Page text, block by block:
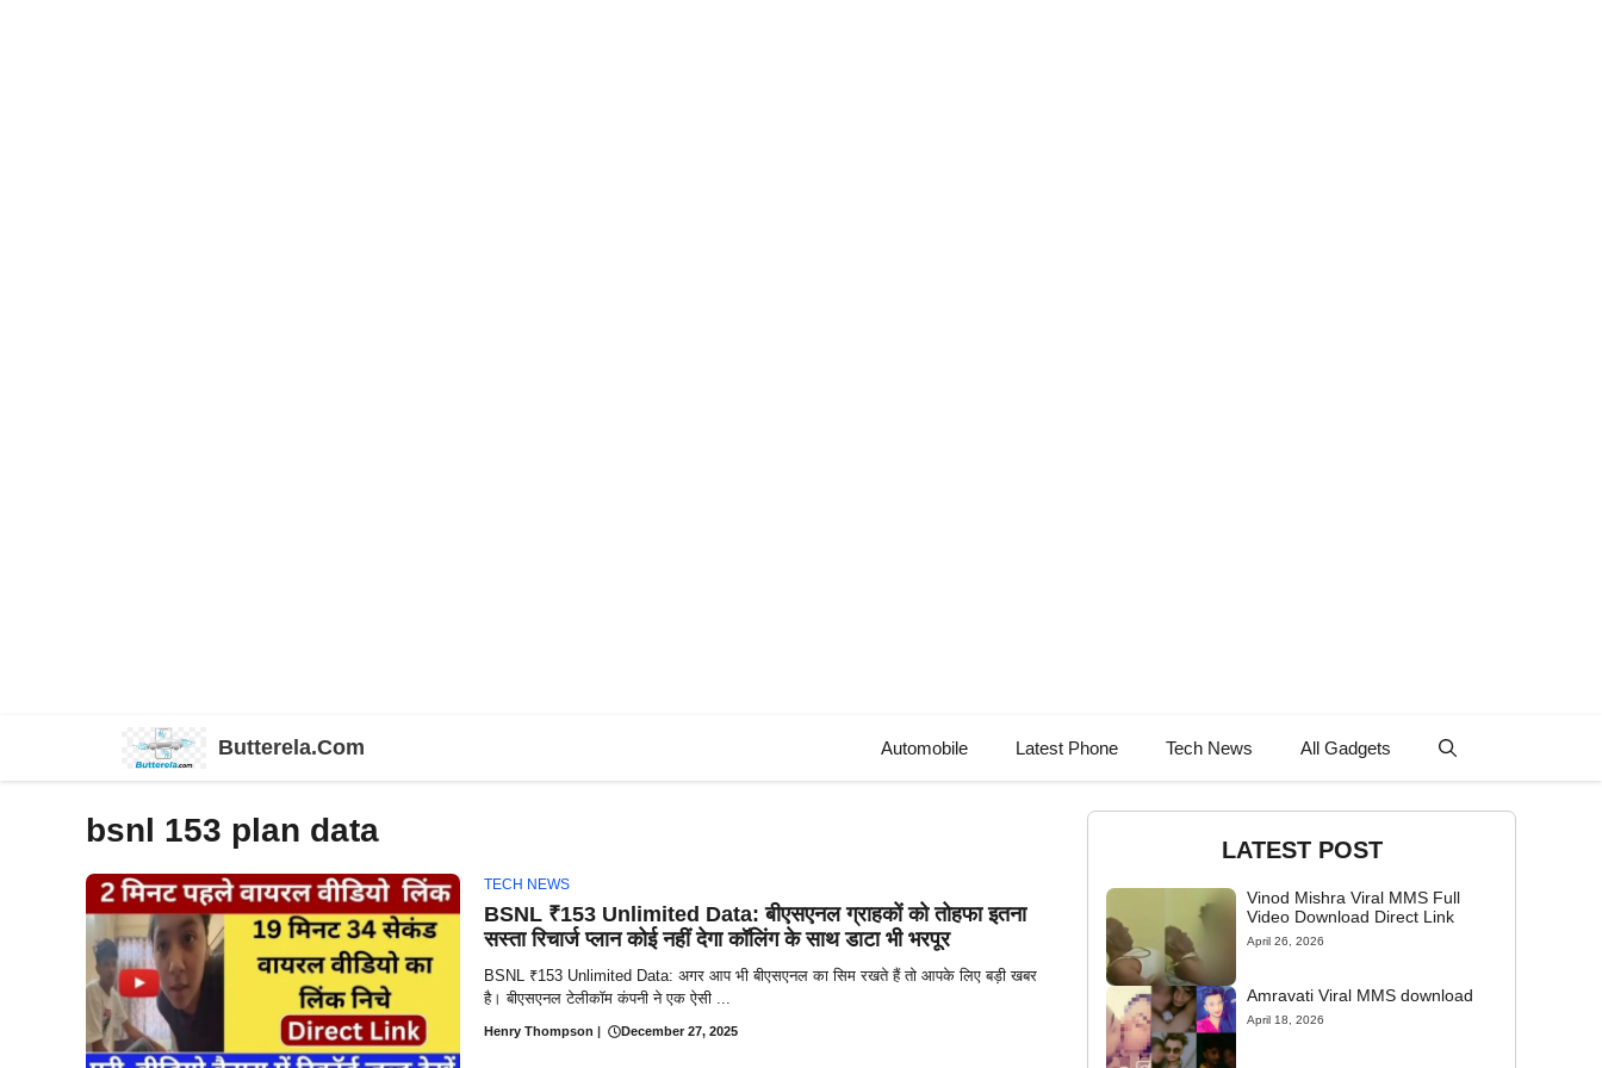
Butterela.Com Automobile Latest Phone Tech News All Gadgets
bsnl 153 plan data
TECH NEWS
BSNL ₹153 Unlimited Data: बीएसएनल ग्राहकों को तोहफा इतना
सस्ता रिचार्ज प्लान कोई नहीं देगा कॉलिंग के साथ डाटा भी भरपूर
BSNL ₹153 Unlimited Data: अगर आप भी बीएसएनल का सिम रखते हैं तो आपके लिए बड़ी खबर
है। बीएसएनल टेलीकॉम कंपनी ने एक ऐसी ...
Henry Thompson | December 27, 2025
LATEST POST
Vinod Mishra Viral MMS Full
Video Download Direct Link
April 26, 2026
Amravati Viral MMS download
April 18, 2026